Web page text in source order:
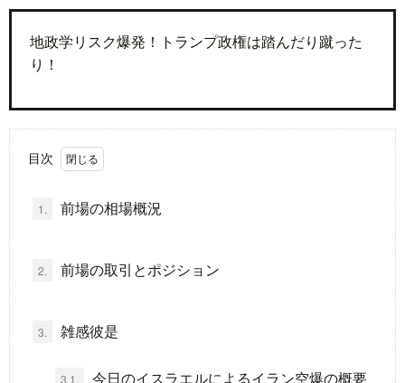
レ
ド
言
自
だ・
地政学リスク爆発！トランプ政権は踏んだり蹴った
り！
目次
1. 前場の相場概況
2. 前場の取引とポジション
3. 雑感彼是
3.1.
今日のイスラエルによるイラン空爆の概要